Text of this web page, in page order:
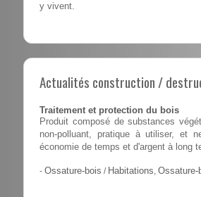
y vivent.
Actualités construction /
Traitement et protection du bois
Produit composé de substances
non-polluant, pratique à utiliser, et
économie de temps et d'argent à long
- Ossature-bois / Habitations, Ossature-